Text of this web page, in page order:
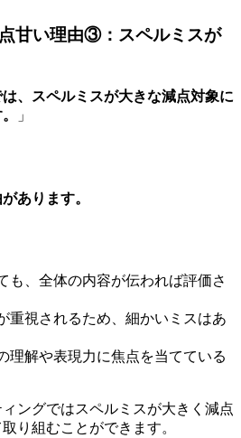
甘い理由③：スペルミスが
、スペルミスが大きな減点対象に
」
あります。
も、全体の内容が伝われば評価さ
重視されるため、細かいミスはあ
理解や表現力に焦点を当てている
ングではスペルミスが大きく減点
り組むことができます。